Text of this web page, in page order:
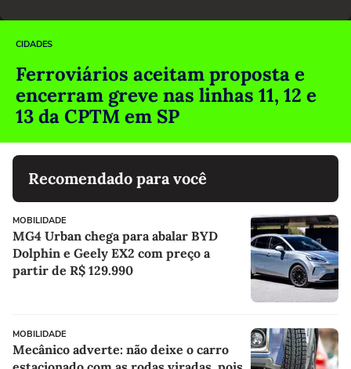
CIDADES
Ferroviários aceitam proposta e
encerram greve nas linhas 11, 12 e
13 da CPTM em SP
Recomendado para você
MOBILIDADE
MG4 Urban chega para abalar BYD
Dolphin e Geely EX2 com preço a
partir de R$ 129.990
MOBILIDADE
Mecânico adverte: não deixe o carro